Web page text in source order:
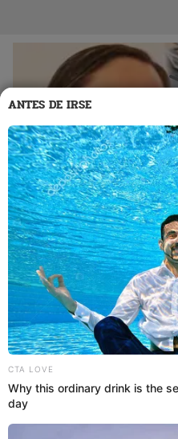
30 Sep 2024 | 23:00 h
¡Le pone la cruz! Olinda
Lozano a leer la biblia
Dios
Olinda Castañeda envió un
cuestionar su nueva faceta en la
en el fanatismo por su amor a
Melanni Miranda
ANTES DE IRSE